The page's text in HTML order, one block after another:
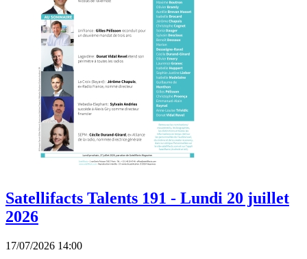
Satellifacts Talents 191 - Lundi 20 juillet
2026
17/07/2026 14:00